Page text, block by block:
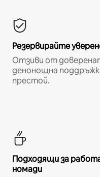
Резервирайте
Отзиви от
денонощна
престой.
Подходящи за
номади